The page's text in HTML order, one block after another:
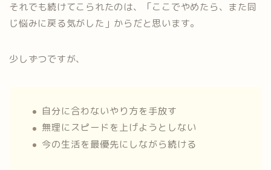
それでも続けてこられたのは、「ここでやめたら、また同
じ悩みに戻る気がした」からだと思います。
少しずつですが、
自分に合わないやり方を手放す
無理にスピードを上げようとしない
今の生活を最優先にしながら続ける